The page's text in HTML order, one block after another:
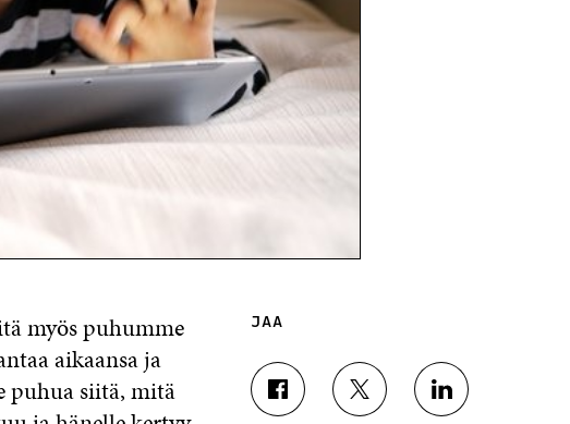
myös puhumme
aikaansa ja
puhua siitä, mitä
JAA
J
A
J
A
J
A